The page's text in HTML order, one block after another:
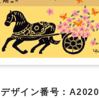
デザイン番号：A2020